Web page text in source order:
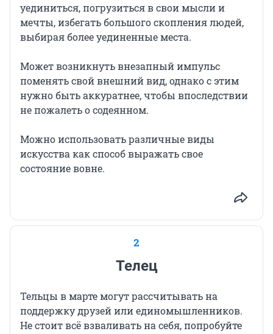
уединиться, погрузиться в свои мысли и
мечты, избегать большого скопления людей,
выбирая более уединенные места.
Может возникнуть внезапный импульс
поменять свой внешний вид, однако с этим
нужно быть аккуратнее, чтобы впоследствии
не пожалеть о содеянном.
Можно использовать различные виды
искусства как способ выражать свое
состояние вовне.
2
Телец
Тельцы в марте могут рассчитывать на
поддержку друзей или единомышленников.
Не стоит всё взваливать на себя, попробуйте